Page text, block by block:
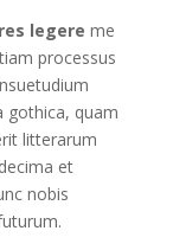
legere me
processus
gothica, quam
litterarum
et
nobis